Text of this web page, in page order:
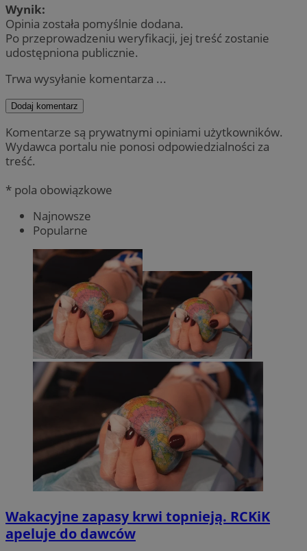
Wynik:
Opinia została pomyślnie dodana.
Po przeprowadzeniu weryfikacji, jej treść zostanie
udostępniona publicznie.
Trwa wysyłanie komentarza ...
Dodaj komentarz
Komentarze są prywatnymi opiniami użytkowników.
Wydawca portalu nie ponosi odpowiedzialności za
treść.
* pola obowiązkowe
Najnowsze
Popularne
Wakacyjne zapasy krwi topnieją. RCKiK
apeluje do dawców